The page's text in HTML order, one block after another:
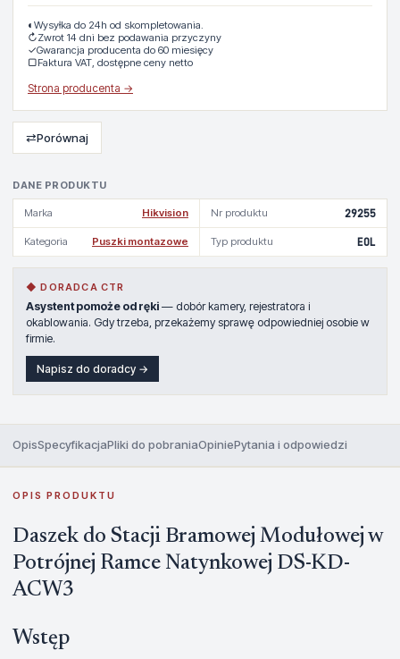
DANE PRODUKTU
Marka Hikvision Nr produktu 29255
Kategoria Puszki montazowe Typ produktu EOL
◆ DORADCA CTR
Asystent pomoże od ręki — dobór kamery, rejestratora i
okablowania. Gdy trzeba, przekażemy sprawę odpowiedniej osobie w
firmie.
Napisz do doradcy →
◐ Wysyłka do 24h od skompletowania.
↻Zwrot 14 dni bez podawania przyczyny
✓Gwarancja producenta do 60 miesięcy
▢Faktura VAT, dostępne ceny netto
Strona producenta →
⇄Porównaj
OpisSpecyfikacjaPliki do pobraniaOpiniePytania i odpowiedzi
OPIS PRODUKTU
Daszek do Stacji Bramowej Modułowej w
Potrójnej Ramce Natynkowej DS-KD-
ACW3
Wstęp